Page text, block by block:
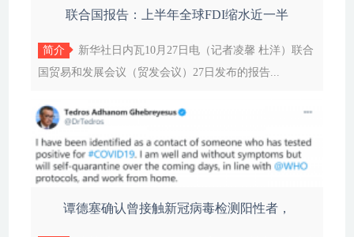
联合国报告：上半年全球FDI缩水近一半
简介
新华社日内瓦10月27日电（记者凌馨 杜洋）联合
国贸易和发展会议（贸发会议）27日发布的报告...
谭德塞确认曾接触新冠病毒检测阳性者，